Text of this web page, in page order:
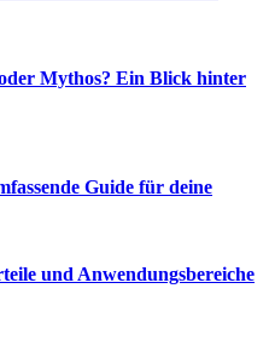
Mythos? Ein Blick hinter
Guide für deine
und Anwendungsbereiche